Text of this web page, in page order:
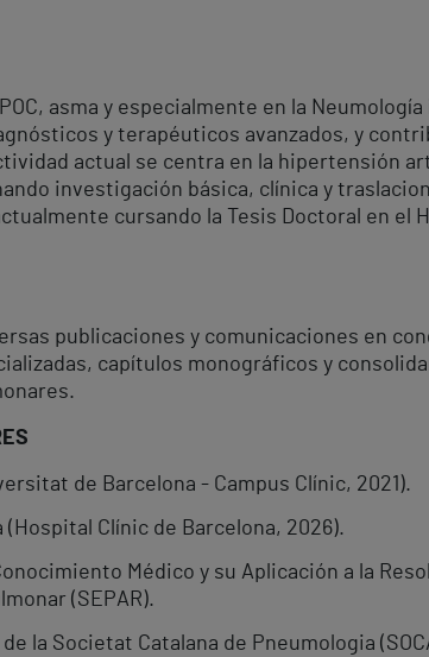
asma y especialmente en la
y terapéuticos avanzados, y
actual se centra en la hipertensión
investigación básica, clínica y
cursando la Tesis Doctoral en el
publicaciones y comunicaciones en
capítulos monográficos y
de Barcelona - Campus Clínic, 2021).
Clínic de Barcelona, 2026).
Médico y su Aplicación a la
(SEPAR).
la Societat Catalana de Pneumologia